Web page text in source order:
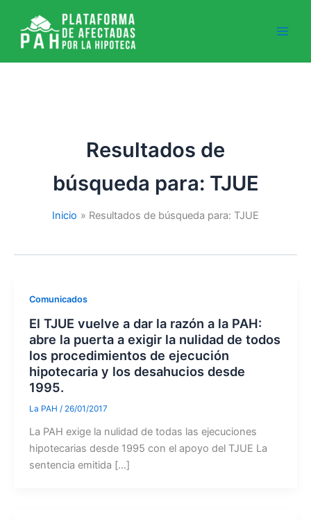
contenido
Resultados de
búsqueda para: TJUE
Inicio Resultados de búsqueda para: TJUE
Comunicados
El TJUE vuelve a dar la razón a la PAH:
abre la puerta a exigir la nulidad de todos
los procedimientos de ejecución
hipotecaria y los desahucios desde
1995.
La PAH / 26/01/2017
La PAH exige la nulidad de todas las ejecuciones
hipotecarias desde 1995 con el apoyo del TJUE La
sentencia emitida […]